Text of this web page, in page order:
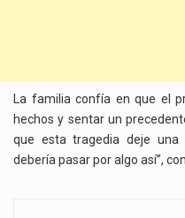
La familia confía en que el
hechos y sentar un
que esta tragedia deje una
debería pasar por algo así”,